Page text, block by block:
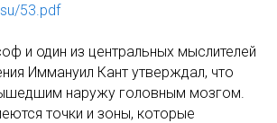
53.pdf
и один из центральных мыслителей
Иммануил Кант утверждал, что
наружу головным мозгом.
точки и зоны, которые